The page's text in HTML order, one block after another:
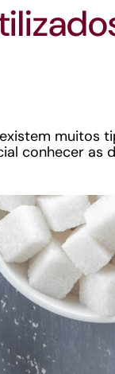
muitos
conhecer as